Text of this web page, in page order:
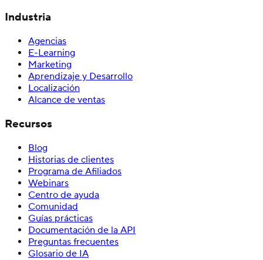
Industria
Agencias
E-Learning
Marketing
Aprendizaje y Desarrollo
Localización
Alcance de ventas
Recursos
Blog
Historias de clientes
Programa de Afiliados
Webinars
Centro de ayuda
Comunidad
Guías prácticas
Documentación de la API
Preguntas frecuentes
Glosario de IA